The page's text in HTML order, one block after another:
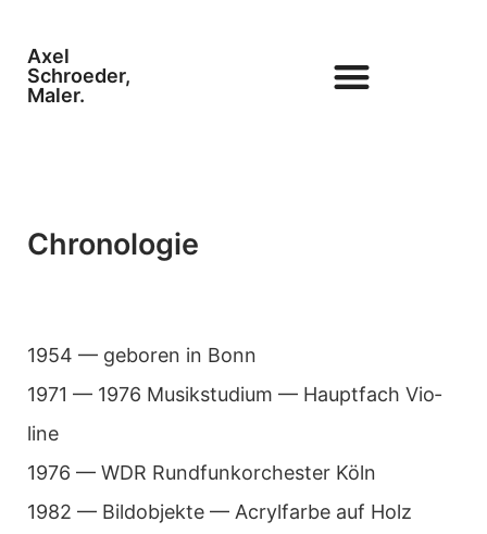
Axel
Schroeder,
Maler.
Chronologie
1954 — gebo­ren in Bonn
1971 — 1976 Musik­stu­dium — Haupt­fach Vio­
line
1976 — WDR Rund­funk­or­ches­ter Köln
1982 — Bild­ob­jekte — Acryl­farbe auf Holz